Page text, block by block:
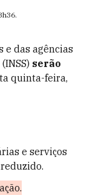
.
e das agências
serão
quinta-feira,
e serviços